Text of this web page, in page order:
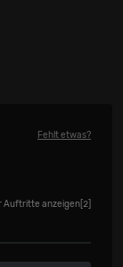
Fehlt etwas?
Auftritte anzeigen [2]